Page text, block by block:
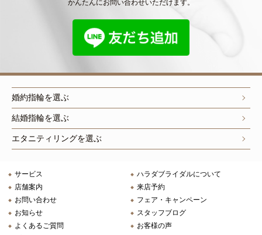
かんたんにお問い合わせいただけます。
婚約指輪を選ぶ
結婚指輪を選ぶ
エタニティリングを選ぶ
サービス
ハラダブライダルについて
店舗案内
来店予約
お問い合わせ
フェア・キャンペーン
お知らせ
スタッフブログ
よくあるご質問
お客様の声